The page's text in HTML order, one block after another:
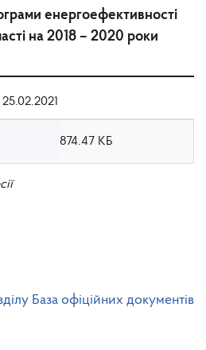
енергоефективності
на 2018 – 2020 роки
874.47 КБ
База офіційних документів